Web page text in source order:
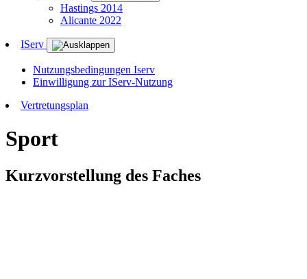
Hastings 2014
Alicante 2022
IServ
Nutzungsbedingungen Iserv
Einwilligung zur IServ-Nutzung
Vertretungsplan
Sport
Kurzvorstellung des Faches